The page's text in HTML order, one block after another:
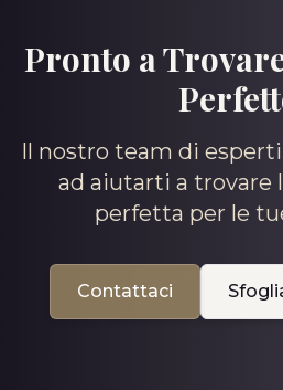
Pronto a
Il nostro team di
ad aiutarti a trovare
perfetta per le
Contattaci